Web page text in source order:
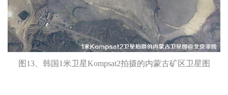
图13、韩国1米卫星Kompsat2拍摄的内蒙古矿区卫星图